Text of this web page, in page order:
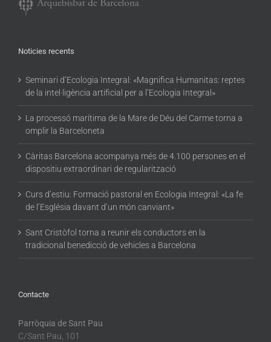
Noticies recents
Seminari d’Ecologia Integral: «Magnifica Humanitas: reptes
de la intel·ligència artificial per a l’Ecologia Integral»
La processó marítima de la Mare de Déu del Carme torna a
omplir la Barceloneta
Càritas Barcelona acompanya més de 4.100 persones en el
dispositiu extraordinari de regularització
Curs d’estiu: Formació pastoral en Ecologia Integral: «La fe
de l’Església davant d’un món canviant»
Sant Cristòfol torna a reunir els conductors en la
tradicional benedicció de vehicles a Barcelona
Contacte
Parròquia de Sant Pau
C/Sant Pau, 101